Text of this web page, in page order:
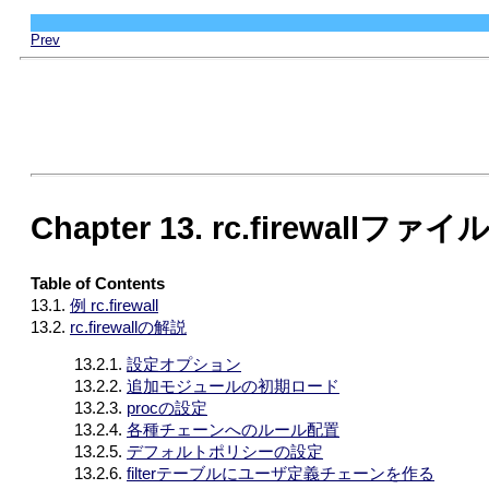
Prev
Chapter 13. rc.firewallファイル
Table of Contents
13.1. 例 rc.firewall
13.2. rc.firewallの解説
13.2.1. 設定オプション
13.2.2. 追加モジュールの初期ロード
13.2.3. procの設定
13.2.4. 各種チェーンへのルール配置
13.2.5. デフォルトポリシーの設定
13.2.6. filterテーブルにユーザ定義チェーンを作る